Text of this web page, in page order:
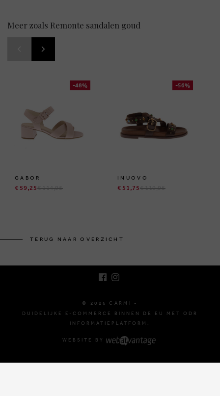
Meer zoals Remonte sandalen goud
-48%
GABOR
€ 59,25€ 114,95
-56%
INUOVO
€ 51,75€ 119,95
TERUG NAAR OVERZICHT
© 2026 CARMI -
DUIDELIJKE E-COMMERCE BINNEN DE EU MET ODR
INFORMATIEPLATFORM.
WEBSITE BY